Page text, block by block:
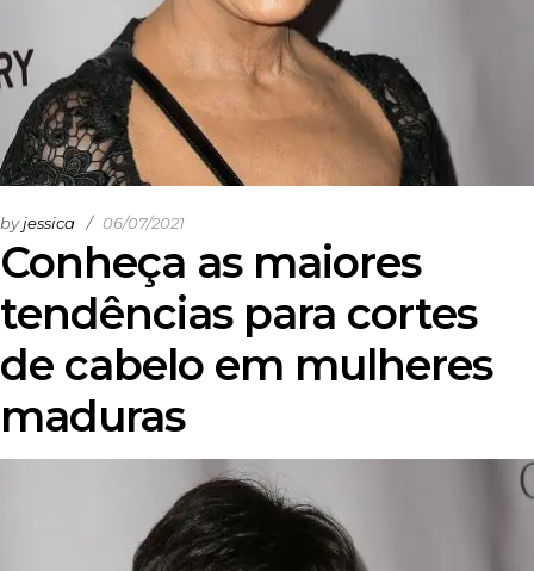
Conheça as maiores
tendências para cortes
de cabelo em mulheres
maduras
byjessica 06/07/2021